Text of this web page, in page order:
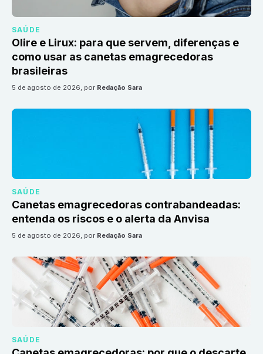
SAÚDE
Olire e Lirux: para que servem, diferenças e
como usar as canetas emagrecedoras
brasileiras
5 de agosto de 2026, por Redação Sara
SAÚDE
Canetas emagrecedoras contrabandeadas:
entenda os riscos e o alerta da Anvisa
5 de agosto de 2026, por Redação Sara
SAÚDE